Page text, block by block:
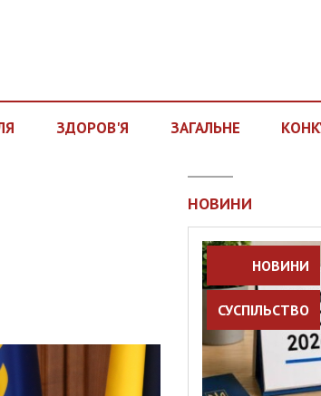
ЗДОРОВ'Я ЗАГАЛЬНЕ
НОВИНИ
НОВИНИ
СУСПІЛЬСТВО